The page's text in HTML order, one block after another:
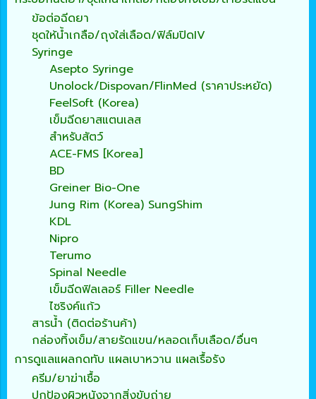
ข้อต่อฉีดยา
ชุดให้น้ำเกลือ/ถุงใส่เลือด/ฟิล์มปิดIV
Syringe
Asepto Syringe
Unolock/Dispovan/FlinMed (ราคาประหยัด)
FeelSoft (Korea)
เข็มฉีดยาสแตนเลส
สำหรับสัตว์
ACE-FMS [Korea]
BD
Greiner Bio-One
Jung Rim (Korea) SungShim
KDL
Nipro
Terumo
Spinal Needle
เข็มฉีดฟิลเลอร์ Filler Needle
ไซริงค์แก้ว
สารน้ำ (ติดต่อร้านค้า)
กล่องทิ้งเข็ม/สายรัดแขน/หลอดเก็บเลือด/อื่นๆ
การดูแลแผลกดทับ แผลเบาหวาน แผลเรื้อรัง
ครีม/ยาฆ่าเชื้อ